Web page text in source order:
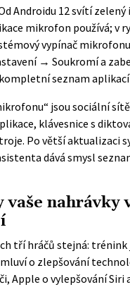
Androidu 12 svítí
mikrofon používá; v
vypínač
→ Soukromí a
seznam
jsou sociální sítě
klávesnice s
Po větší aktualizaci
dává smysl
nahrávky
tří hráčů stejná: trénink
o zlepšování
Apple o vylepšování Siri